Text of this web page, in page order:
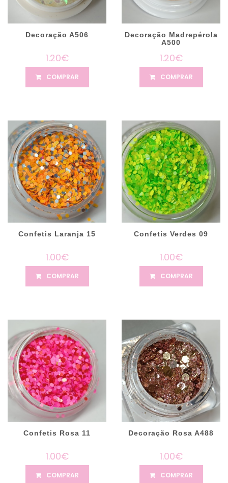
Decoração A506
1.20€
COMPRAR
Decoração Madrepérola
A500
1.20€
COMPRAR
Confetis Laranja 15
1.00€
COMPRAR
Confetis Verdes 09
1.00€
COMPRAR
Confetis Rosa 11
1.00€
COMPRAR
Decoração Rosa A488
1.00€
COMPRAR